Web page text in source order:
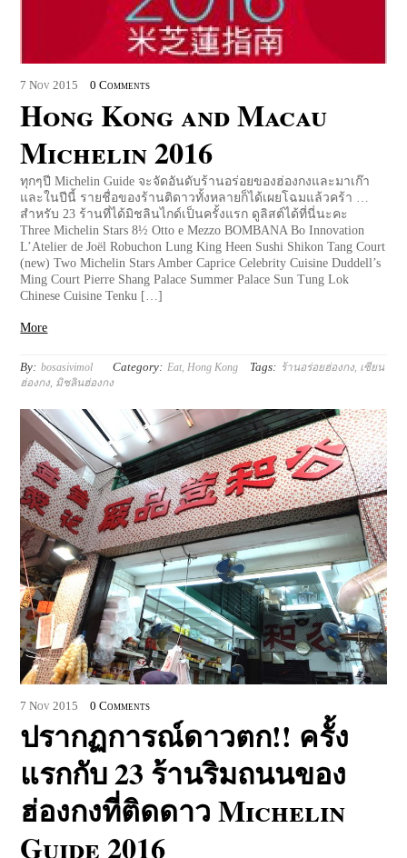
7 Nov 2015 0 Comments
Hong Kong and Macau
Michelin 2016
ทุกๆปี Michelin Guide จะจัดอันดับร้านอร่อยของฮ่องกงและมาเก๊า
และในปีนี้ รายชื่อของร้านติดาวทั้งหลายก็ได้เผยโฉมแล้วคร้า …
สำหรับ 23 ร้านที่ได้มิชลินไกด์เป็นครั้งแรก ดูลิสต์ได้ที่นี่นะคะ
Three Michelin Stars 8½ Otto e Mezzo BOMBANA Bo Innovation
L’Atelier de Joël Robuchon Lung King Heen Sushi Shikon Tang Court
(new) Two Michelin Stars Amber Caprice Celebrity Cuisine Duddell’s
Ming Court Pierre Shang Palace Summer Palace Sun Tung Lok
Chinese Cuisine Tenku […]
More
By: bosasivimol Category: Eat,Hong Kong Tags: ร้านอร่อยฮ่องกง, เซียน
ฮ่องกง, มิชลินฮ่องกง
7 Nov 2015 0 Comments
ปรากฏการณ์ดาวตก!! ครั้ง
แรกกับ 23 ร้านริมถนนของ
ฮ่องกงที่ติดดาว Michelin
Guide 2016